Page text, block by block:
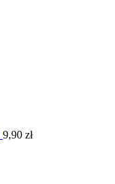
9,90 zł